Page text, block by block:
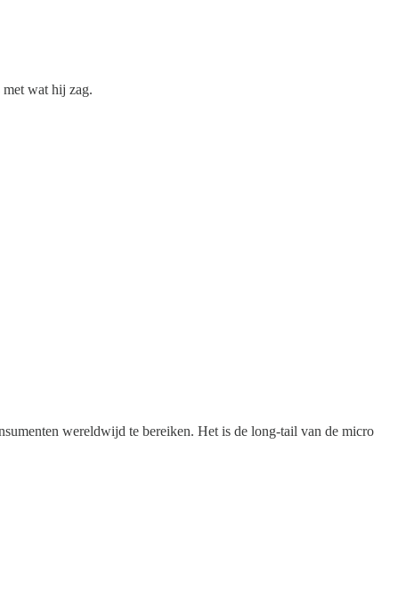
wat hij zag.
wereldwijd te bereiken. Het is de long-tail van de micro